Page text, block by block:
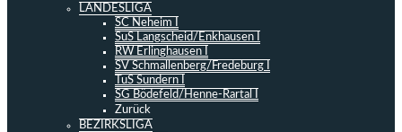
LANDESLIGA
SC Neheim I
SuS Langscheid/Enkhausen I
RW Erlinghausen I
SV Schmallenberg/Fredeburg I
TuS Sundern I
SG Bödefeld/Henne-Rartal I
Zurück
BEZIRKSLIGA